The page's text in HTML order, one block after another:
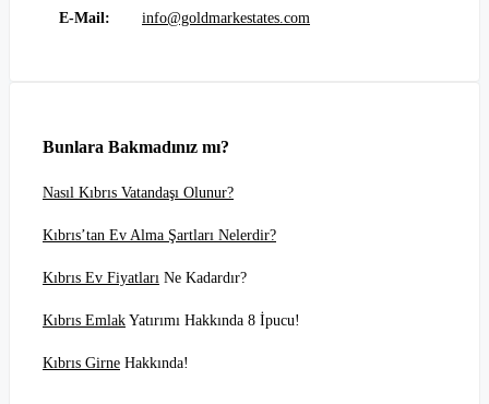
E-Mail: info@goldmarkestates.com
Bunlara Bakmadınız mı?
Nasıl Kıbrıs Vatandaşı Olunur?
Kıbrıs’tan Ev Alma Şartları Nelerdir?
Kıbrıs Ev Fiyatları Ne Kadardır?
Kıbrıs Emlak Yatırımı Hakkında 8 İpucu!
Kıbrıs Girne Hakkında!